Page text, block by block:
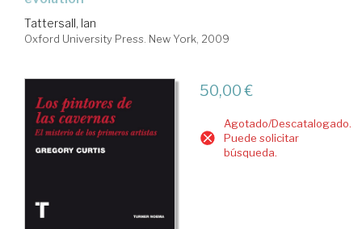
Tattersall, Ian
Oxford University Press. New York, 2009
50,00 €
Agotado/Descatalogado.
Puede solicitar
búsqueda.